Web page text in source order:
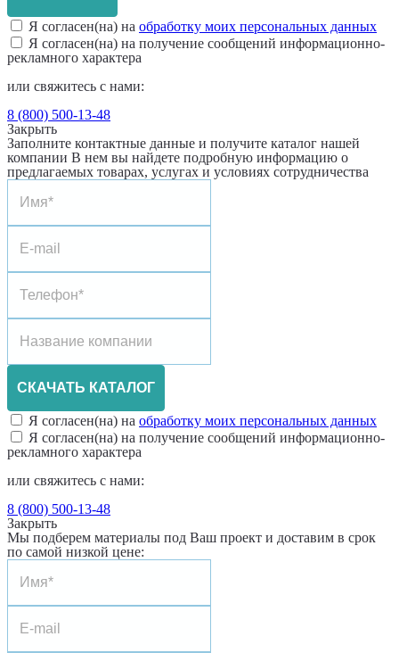
Я согласен(на) на обработку моих персональных данных
Я согласен(на) на получение сообщений информационно-
рекламного характера
или свяжитесь с нами:
8 (800) 500-13-48
Закрыть
Заполните контактные данные и получите каталог нашей
компании В нем вы найдете подробную информацию о
предлагаемых товарах, услугах и условиях сотрудничества
СКАЧАТЬ КАТАЛОГ
Я согласен(на) на обработку моих персональных данных
Я согласен(на) на получение сообщений информационно-
рекламного характера
или свяжитесь с нами:
8 (800) 500-13-48
Закрыть
Мы подберем материалы под Ваш проект и доставим в срок
по самой низкой цене: